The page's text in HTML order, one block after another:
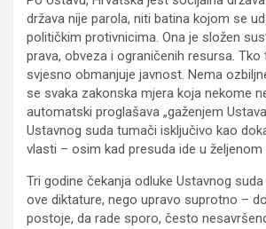
država nije parola, niti batina kojom se
političkim protivnicima. Ona je složen
prava, obveza i ograničenih resursa. Tko
svjesno obmanjuje javnost. Nema
se svaka zakonska mjera koja nekome
automatski proglašava „gaženjem
Ustavnog suda tumači isključivo kao
vlasti – osim kad presuda ide u željenom
Tri godine čekanja odluke Ustavnog
ove diktature, nego upravo suprotno –
postoje, da rade sporo, često